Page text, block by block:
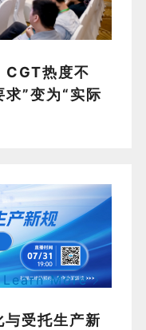
热度不
”变为“实际
受托生产新
Learn More